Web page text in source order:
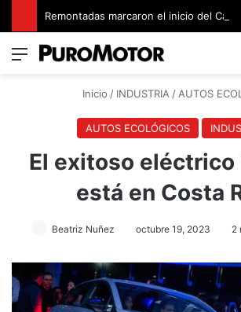
Menú
Inicio / INDUSTRIA/AUTOS
AUTOS ECOLÓGICOS
El exitoso eléctrico
está en Costa
Beatriz Nuñez octubre 19, 2023 2